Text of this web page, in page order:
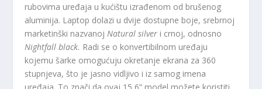
rubovima uređaja u kućištu izrađenom od brušenog
aluminija. Laptop dolazi u dvije dostupne boje, srebrnoj
marketinški nazvanoj Natural silver i crnoj, odnosno
Nightfall black. Radi se o konvertibilnom uređaju
kojemu šarke omogućuju okretanje ekrana za 360
stupnjeva, što je jasno vidljivo i iz samog imena
uređaja. To znači da ovaj 15,6” model možete koristiti